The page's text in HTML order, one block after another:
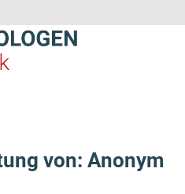
von: Anonym